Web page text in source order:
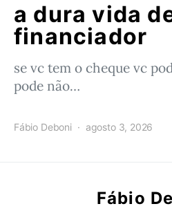
a dura vida
financiador
se vc tem o cheque vc
pode não…
Fábio Deboni agosto 3, 2026
Fábio